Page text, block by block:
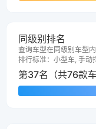
同级别排名
查询车型在同级别车型
排行标准：小型车, 手动
第37名（共76款车